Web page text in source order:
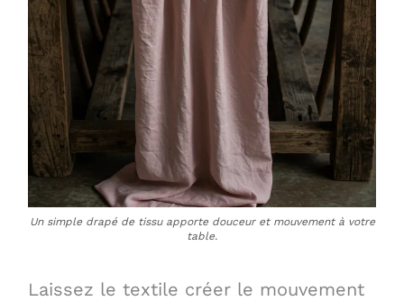
Un simple drapé de tissu apporte douceur et mouvement à votre
table.
Laissez le textile créer le mouvement